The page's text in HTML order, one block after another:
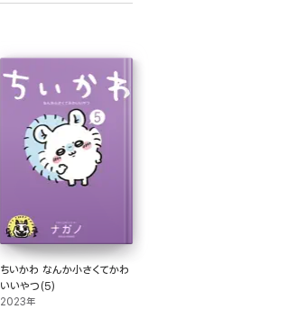
ちいかわ なんか小さくてかわ
いいやつ(5)
2023年